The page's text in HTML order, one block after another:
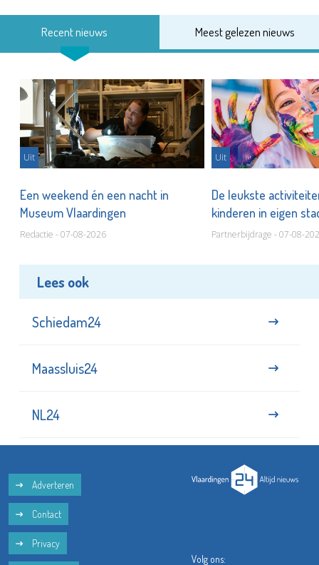
Recent nieuws Meest gelezen nieuws
Uit
Een weekend én een nacht in
Museum Vlaardingen
Redactie - 07-08-2026
Uit
De leukste
kinderen in eigen
Partnerbijdrage - 07-08-
Lees ook
Schiedam24
Maassluis24
NL24
Adverteren
Contact
Privacy
Volg ons: